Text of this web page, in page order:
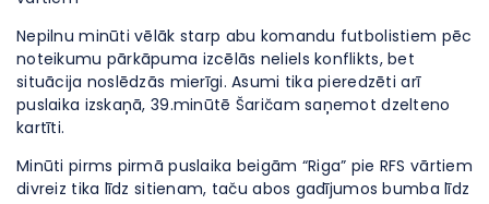
Nepilnu minūti vēlāk starp abu komandu futbolistiem pēc
noteikumu pārkāpuma izcēlās neliels konflikts, bet
situācija noslēdzās mierīgi. Asumi tika pieredzēti arī
puslaika izskaņā, 39.minūtē Šaričam saņemot dzelteno
kartīti.
Minūti pirms pirmā puslaika beigām “Riga” pie RFS vārtiem
divreiz tika līdz sitienam, taču abos gadījumos bumba līdz